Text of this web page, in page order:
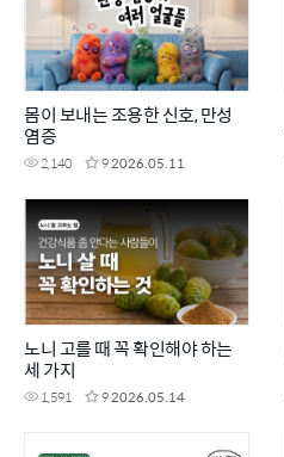
몸이 보내는 조용한 신호, 만성
염증
2,140 92026.05.11
노니 고를 때 꼭 확인해야 하는
세 가지
1,591 92026.05.14